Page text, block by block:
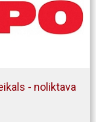
- noliktava